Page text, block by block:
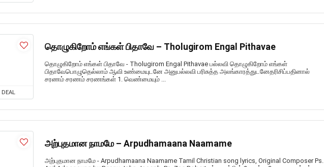
DEAL
தொழுகிறோம் எங்கள் பிதாவே – Tholugirom Engal Pithavae
தொழுகிறோம் எங்கள் பிதாவே - Tholugirom Engal Pithavae பல்லவி தொழுகிறோம் எங்கள்
பிதாவேபொழுதெல்லாம் ஆவி உண்மையுடனே அனுபல்லவி பரிசுத்த அலங்காரத்துடனேதரிசிப்பதினால்
சரணம் சரணம் சரணங்கள் 1. வெண்மையும் ...
அற்புதமான நாமமே – Arpudhamaana Naamame
அற்புதமான நாமமே - Arpudhamaana Naamame Tamil Christian song lyrics, Original Composer Ps.